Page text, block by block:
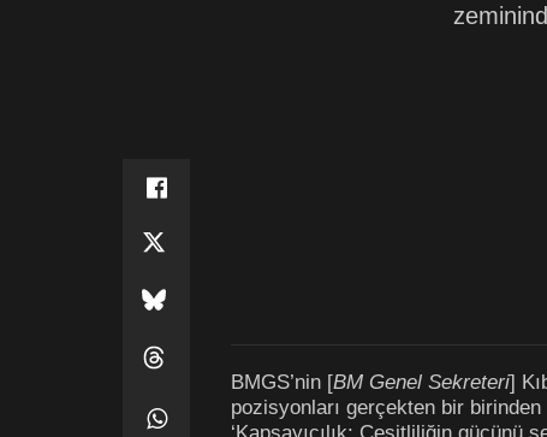
BMGS’nin [BM Genel Sekreteri]
pozisyonları gerçekten bir
‘Kapsayıcılık: Çeşitliliğin gücünü